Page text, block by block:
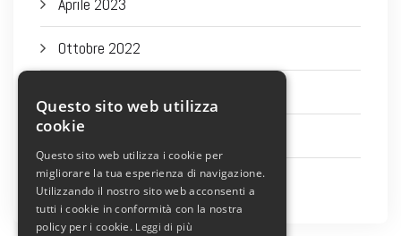
Ottobre 2022
Agosto 2022
Luglio 2022
Questo sito web utilizza
cookie
Questo sito web utilizza i cookie per
migliorare la tua esperienza di navigazione.
Utilizzando il nostro sito web acconsenti a
tutti i cookie in conformità con la nostra
policy per i cookie. Leggi di più